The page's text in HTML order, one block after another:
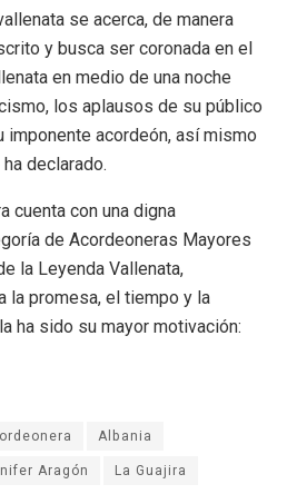
se acerca, de manera
y busca ser coronada en el
en medio de una noche
los aplausos de su público
imponente acordeón, así mismo
declarado.
cuenta con una digna
de Acordeoneras Mayores
la Leyenda Vallenata,
la promesa, el tiempo y la
ha sido su mayor motivación:
Albania
Aragón La Guajira